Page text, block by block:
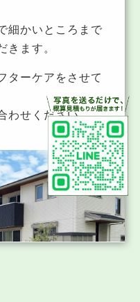
細かいところまで
ます。
ターケアをさせて
わせください。